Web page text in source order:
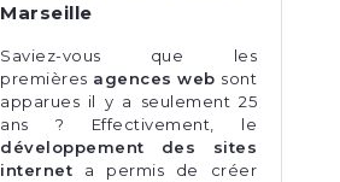
Marseille
Saviez-vous que les
premières agences web sont
apparues il y a seulement 25
ans ? Effectivement, le
développement des sites
internet a permis de créer